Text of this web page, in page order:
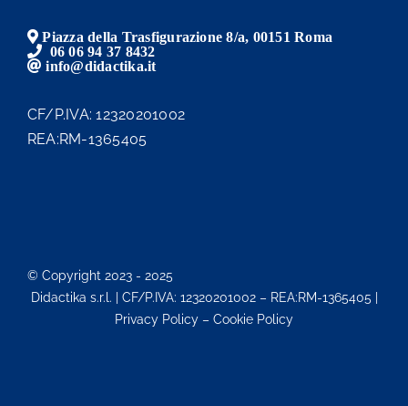
Piazza della Trasfigurazione 8/a, 00151 Roma
06 06 94 37 8432
info@didactika.it
CF/P.IVA: 12320201002
REA:RM-1365405
© Copyright 2023 - 2025
Didactika s.r.l. | CF/P.IVA: 12320201002 – REA:RM-1365405 |
Privacy Policy – Cookie Policy